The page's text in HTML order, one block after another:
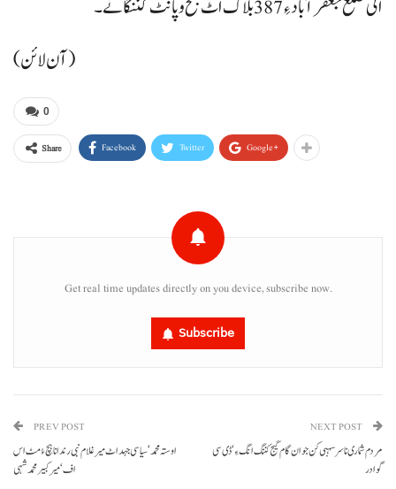
اٹی ضلع جعفرآباد ءِ 387 بلاک اٹ بشخ وپانٹ کننگانے۔
(آن لائن)
0
Share Facebook Twitter Google+
Get real time updates directly on you device, subscribe now.
Subscribe
PREV POST
اوستہ محمد‘ سیاسی جہد اٹ میر غلام نبی رند انا ہچ ءُ مٹ اس
اف‘ میر کبیر محمد شہی
NEXT POST
مردم شماری نا سرسہبی کن جوان گام گیج کننگ انگ ءِ‘ ڈی سی
گوادر